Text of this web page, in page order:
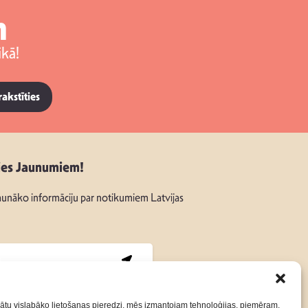
vislabāko lietošanas pieredzi, mēs izmantojam tehnoloģijas, piemēram,
Jaunumiem!
informāciju par notikumiem Latvijas